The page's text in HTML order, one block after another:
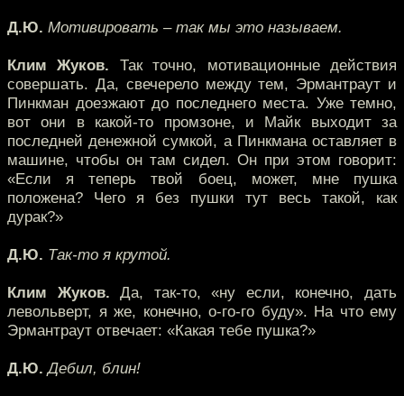
Д.Ю. Мотивировать – так мы это называем.
Клим Жуков. Так точно, мотивационные действия
совершать. Да, свечерело между тем, Эрмантраут и
Пинкман доезжают до последнего места. Уже темно,
вот они в какой-то промзоне, и Майк выходит за
последней денежной сумкой, а Пинкмана оставляет в
машине, чтобы он там сидел. Он при этом говорит:
«Если я теперь твой боец, может, мне пушка
положена? Чего я без пушки тут весь такой, как
дурак?»
Д.Ю. Так-то я крутой.
Клим Жуков. Да, так-то, «ну если, конечно, дать
левольверт, я же, конечно, о-го-го буду». На что ему
Эрмантраут отвечает: «Какая тебе пушка?»
Д.Ю. Дебил, блин!